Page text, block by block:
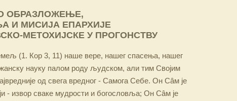
ОБРАЗЛОЖЕЊЕ,
И МИСИЈА ЕПАРХИЈЕ
МЕТОХИЈСКЕ У ПРОГОНСТВУ
(1. Кор 3, 11) наше вере, нашег спасења, нашег
науку палом роду људском, али тим Својим
од свега вредног - Самога Себе. Он Сâм је
- извор сваке мудрости и богословља; Он Сâм је